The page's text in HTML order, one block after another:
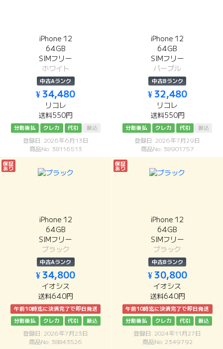
iPhone 12
64GB
SIMフリー
ホワイト
中古Aランク
¥ 34,480
リコレ
送料550円
分割後払 クレカ 代引 振込
登録日: 2026年6月13日
商品No: 38116513
iPhone 12
64GB
SIMフリー
パープル
中古Bランク
¥ 32,480
リコレ
送料550円
分割後払 クレカ 代引 振込
登録日: 2026年7月29日
商品No: 38901757
保証
あり
iPhone 12
64GB
SIMフリー
ブラック
中古Aランク
¥ 34,800
イオシス
送料640円
午前10時迄に決済完了で即日発送
分割後払
クレカ 代引 振込
登録日: 2026年7月23日
商品No: 38843526
保証
あり
iPhone 12
64GB
SIMフリー
ブラック
中古Bランク
¥ 30,800
イオシス
送料640円
午前10時迄に決済完了で即日発送
分割後払
クレカ 代引 振込
登録日: 2024年11月27日
商品No: 2349792